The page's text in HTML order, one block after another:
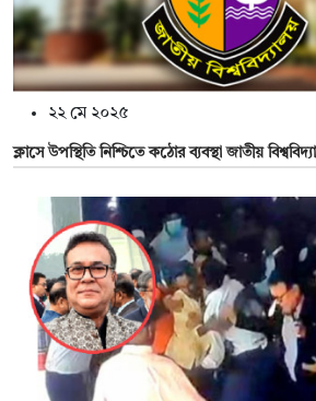
২২ মে ২০২৫
ক্লাসে উপস্থিতি নিশ্চিতে কঠোর ব্যবস্থা জাতীয়